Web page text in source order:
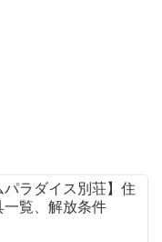
パラダイス別荘】住
一覧、解放条件